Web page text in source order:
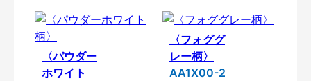
〈パウダー
ホワイト
〈フォググ
レー柄〉
AA1X00-2